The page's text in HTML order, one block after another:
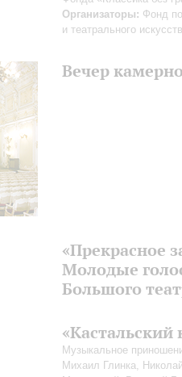
Организаторы: Фонд
и театрального
Вечер
«Прекрасное
Молодые
Большого
«Кастальский
Музыкальное
Михаил Глинка,